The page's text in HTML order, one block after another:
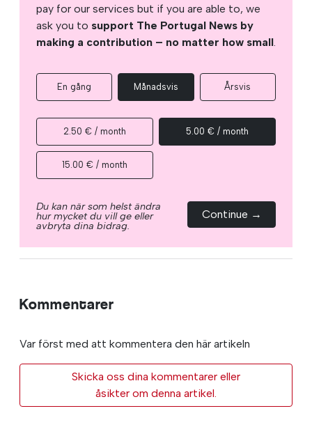
pay for our services but if you are able to, we
ask you to support The Portugal News by
making a contribution – no matter how small.
En gång Månadsvis Årsvis
2.50 € / month 5.00 € / month
15.00 € / month
Du kan när som helst ändra
hur mycket du vill ge eller
avbryta dina bidrag.
Continue →
Kommentarer
Var först med att kommentera den här artikeln
Skicka oss dina kommentarer eller
åsikter om denna artikel.